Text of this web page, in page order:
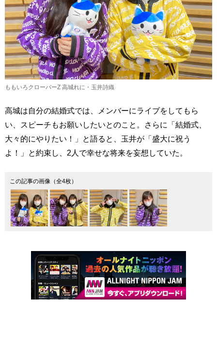
ももいろクローバーZ 高城れに・玉井詩織
高城は自分の結婚式では、メンバーにライブをしてもら
い、スピーチもお願いしたいとのこと。さらに「結婚式、
大々的にやりたい！」と語ると、玉井が「盛大に祝う
よ！」と約束し、2人で幸せな将来を妄想していた。
この記事の画像（全4枚）